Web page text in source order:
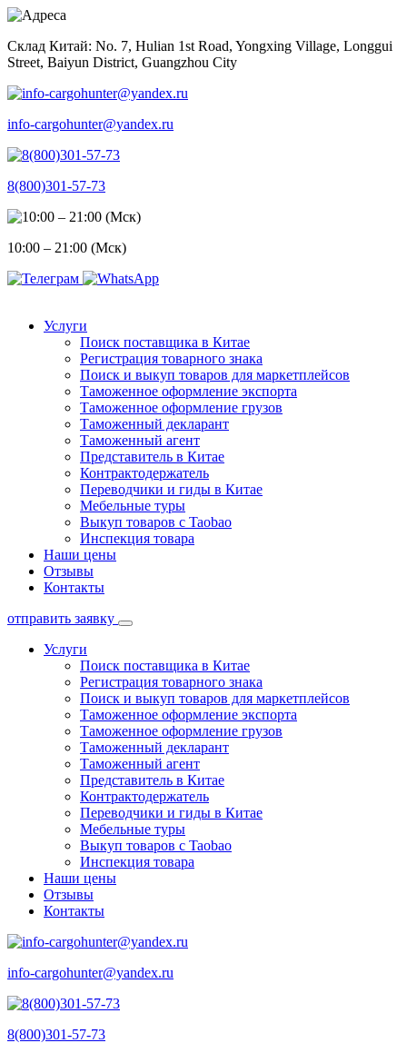
Skip
content
Склад Китай: No. 7, Hulian 1st Road, Yongxing Village, Longgui
Street, Baiyun District, Guangzhou City
info-cargohunter@yandex.ru
8(800)301-57-73
10:00 – 21:00 (Мск)
Услуги
Поиск поставщика в Китае
Регистрация товарного знака
Поиск и выкуп товаров для маркетплейсов
Таможенное оформление экспорта
Таможенное оформление грузов
Таможенный декларант
Таможенный агент
Представитель в Китае
Контрактодержатель
Переводчики и гиды в Китае
Мебельные туры
Выкуп товаров с Taobao
Инспекция товара
Наши цены
Отзывы
Контакты
отправить заявку
Услуги
Поиск поставщика в Китае
Регистрация товарного знака
Поиск и выкуп товаров для маркетплейсов
Таможенное оформление экспорта
Таможенное оформление грузов
Таможенный декларант
Таможенный агент
Представитель в Китае
Контрактодержатель
Переводчики и гиды в Китае
Мебельные туры
Выкуп товаров с Taobao
Инспекция товара
Наши цены
Отзывы
Контакты
info-cargohunter@yandex.ru
8(800)301-57-73